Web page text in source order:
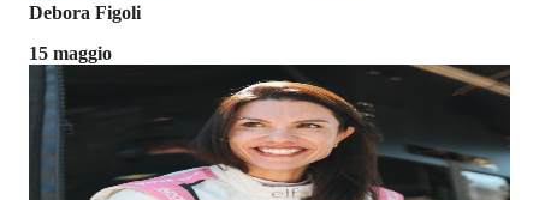
Debora Figoli
15 maggio